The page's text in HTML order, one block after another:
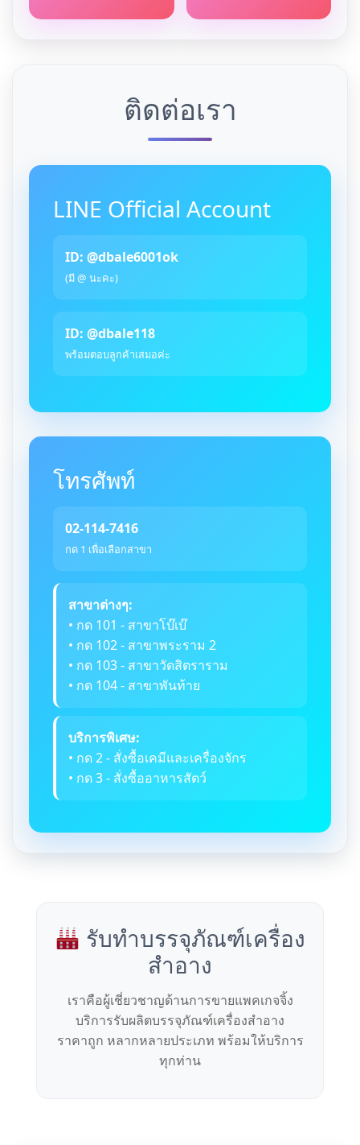
ติดต่อเรา
LINE Official Account
ID: @dbale6001ok
(มี @ นะคะ)
ID: @dbale118
พร้อมตอบลูกค้าเสมอค่ะ
โทรศัพท์
02-114-7416
กด 1 เพื่อเลือกสาขา
สาขาต่างๆ:
• กด 101 - สาขาโบ๊เบ๊
• กด 102 - สาขาพระราม 2
• กด 103 - สาขาวัดสิตราราม
• กด 104 - สาขาพันท้าย
บริการพิเศษ:
• กด 2 - สั่งซื้อเคมีและเครื่องจักร
• กด 3 - สั่งซื้ออาหารสัตว์
รับทำบรรจุภัณฑ์เครื่อง
สำอาง
เราคือผู้เชี่ยวชาญด้านการขายแพคเกจจิ้ง
บริการรับผลิตบรรจุภัณฑ์เครื่องสำอาง
ราคาถูก หลากหลายประเภท พร้อมให้บริการ
ทุกท่าน